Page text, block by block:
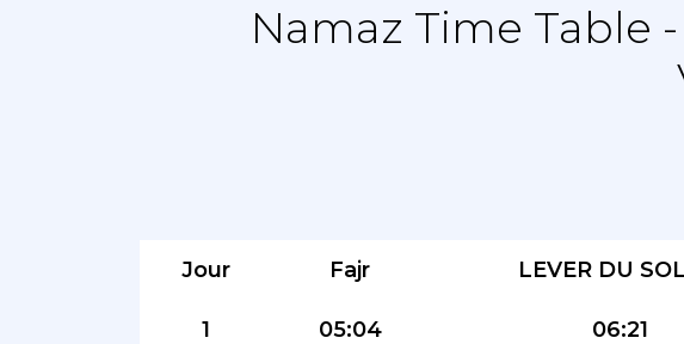
Namaz Time Table
Jour Fajr LEVER DU
1 05:04 06:21